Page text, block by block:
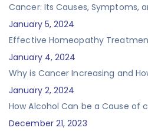
Cancer: Its Causes, Symptoms,
January 5, 2024
Effective Homeopathy
January 4, 2024
Why is Cancer Increasing and
January 2, 2024
How Alcohol Can be a Cause of
December 21, 2023